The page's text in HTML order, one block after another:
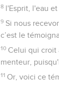
8 l'Esprit, l'eau
9 Si nous
c’est le
10 Celui qui croit
menteur,
11 Or, voici ce